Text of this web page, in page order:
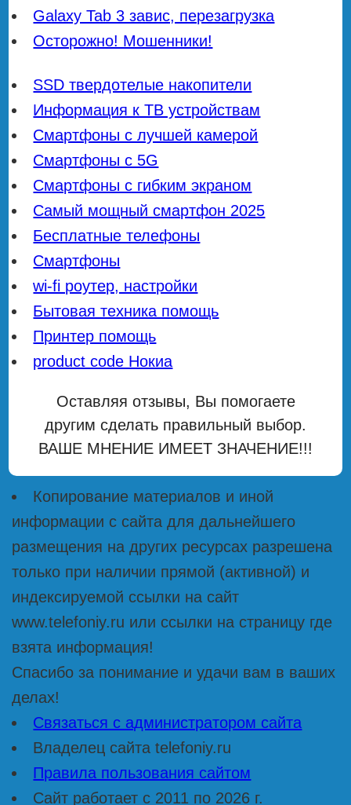
Galaxy Tab 3 завис, перезагрузка
Осторожно! Мошенники!
SSD твердотелые накопители
Информация к ТВ устройствам
Смартфоны с лучшей камерой
Смартфоны с 5G
Смартфоны с гибким экраном
Самый мощный смартфон 2025
Бесплатные телефоны
Смартфоны
wi-fi роутер, настройки
Бытовая техника помощь
Принтер помощь
product code Нокиа
Оставляя отзывы, Вы помогаете
другим сделать правильный выбор.
ВАШЕ МНЕНИЕ ИМЕЕТ ЗНАЧЕНИЕ!!!
Копирование материалов и иной
информации с сайта для дальнейшего
размещения на других ресурсах разрешена
только при наличии прямой (активной) и
индексируемой ссылки на сайт
www.telefoniy.ru или ссылки на страницу где
взята информация!
Спасибо за понимание и удачи вам в ваших
делах!
Связаться с администратором сайта
Владелец сайта telefoniy.ru
Правила пользования сайтом
Сайт работает с 2011 по 2026 г.